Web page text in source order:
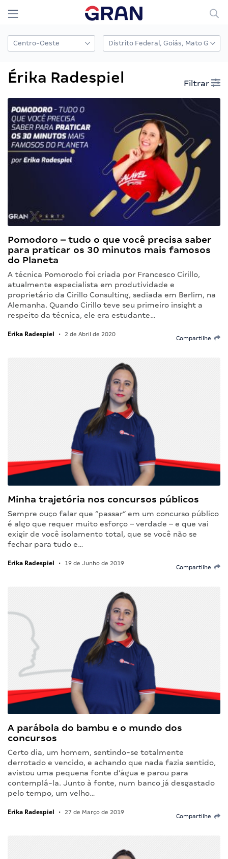
Érika Radespiel Filtrar
Pomodoro – tudo o que você precisa saber
para praticar os 30 minutos mais famosos
do Planeta
A técnica Pomorodo foi criada por Francesco Cirillo,
atualmente especialista em produtividade e
proprietário da Cirillo Consulting, sediada em Berlim, na
Alemanha. Quando Cirillo teve seu primeiro insight a
respeito da técnica, ele era estudante…
Erika Radespiel • 2 de Abril de 2020
Compartilhe
Minha trajetória nos concursos públicos
Sempre ouço falar que “passar” em um concurso público
é algo que requer muito esforço – verdade – e que vai
exigir de você isolamento total, que se você não se
fechar para tudo e…
Erika Radespiel • 19 de Junho de 2019
Compartilhe
A parábola do bambu e o mundo dos
concursos
Certo dia, um homem, sentindo-se totalmente
derrotado e vencido, e achando que nada fazia sentido,
avistou uma pequena fonte d’água e parou para
contemplá-la. Junto à fonte, num banco já desgastado
pelo tempo, um velho…
Erika Radespiel • 27 de Março de 2019
Compartilhe